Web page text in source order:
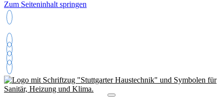
Zum Seiteninhalt springen
+49 (0163) 5155271